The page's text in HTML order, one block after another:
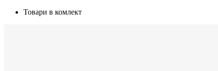
Товари в комлект